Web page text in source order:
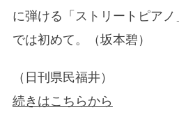
に弾ける「ストリートピア
では初めて。（坂本碧）
（日刊県民福井）
続きはこちらから